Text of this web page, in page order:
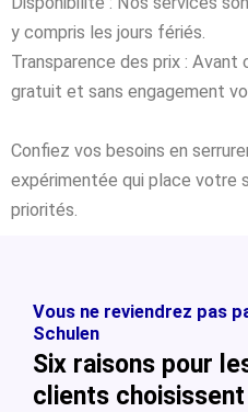
y compris les jours fériés.
Transparence des prix : Avant
gratuit et sans engagement
Confiez vos besoins en
expérimentée qui place
priorités.
Vous ne reviendrez pas
Schulen
Six raisons pour
clients